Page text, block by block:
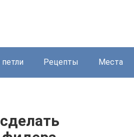
Рецепты Места